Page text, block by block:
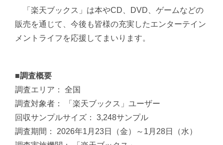
「楽天ブックス」は本やCD、DVD、ゲームなどの
販売を通じて、今後も皆様の充実したエンターテイン
メントライフを応援してまいります。
■調査概要
調査エリア： 全国
調査対象者： 「楽天ブックス」ユーザー
回収サンプルサイズ： 3,248サンプル
調査期間： 2026年1月23日（金）～1月28日（水）